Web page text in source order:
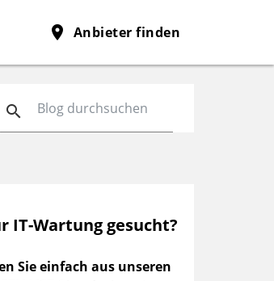
place Anbieter finden

IT-Wartung gesucht?
Sie einfach aus unseren